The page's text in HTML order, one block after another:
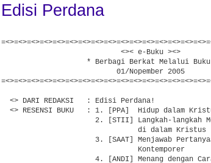
Edisi Perdana
* Berbagi Berkat
01/
  <> DARI REDAKSI   : Edisi Perdana!
<> RESENSI BUKU   : 1. [PPA]  Hidup dalam
2. [STII] Langkah-langkah
                                di dalam Kristus
3. [SAAT] Menjawab
                                Kontemporer
4. [ANDI] Menang dengan